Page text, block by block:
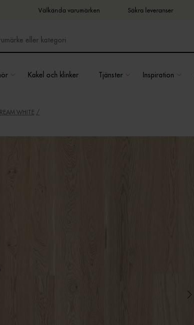
Välkända varumärken Säkra leveranser
Kakel och klinker Tjänster Inspiration
WHITE